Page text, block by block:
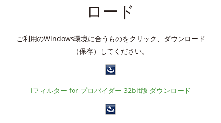
ロード
ご利用のWindows環境に合うものをクリック、ダウンロード
（保存）してください。
iフィルター for プロバイダー 32bit版 ダウンロード
放送番組審議会議事録
個人情報保護方針
アクセス
Service guidance (in English)